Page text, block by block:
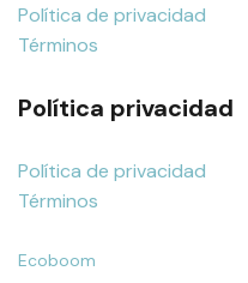
Política de privacidad
Términos
Política privacidad
Política de privacidad
Términos
Ecoboom